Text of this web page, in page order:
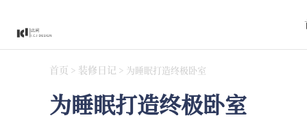
首页 > 装修日记 > 为睡眠打造终极卧室
为睡眠打造终极卧室